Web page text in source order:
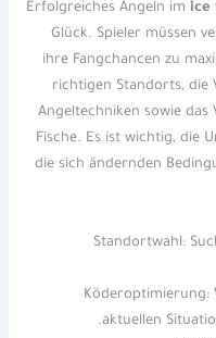
Erfolgreiches Angeln im ice
Glück. Spieler müssen
ihre Fangchancen zu
richtigen Standorts, die
Angeltechniken sowie das
Fische. Es ist wichtig, die
die sich ändernden
Standortwahl:
Köderoptimierung:
aktuellen